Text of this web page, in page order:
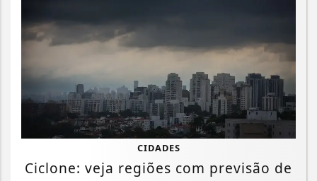
CIDADES
Ciclone: veja regiões com previsão de